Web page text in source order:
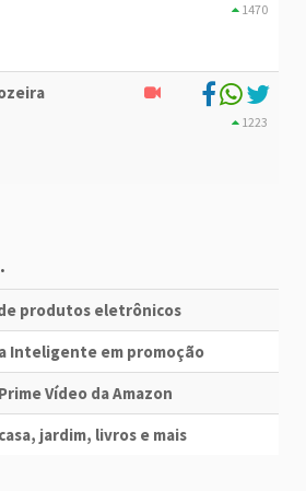
1470
1223
produtos eletrônicos
Inteligente em promoção
Vídeo da Amazon
jardim, livros e mais